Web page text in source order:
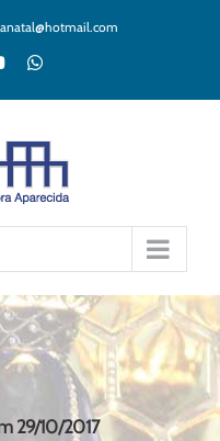
YouTubeWhatsApp
29/10/2017